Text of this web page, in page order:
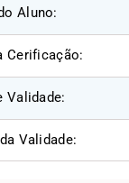
Aluno:
Cerificação:
Validade:
Validade: